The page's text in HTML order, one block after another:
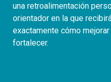
una retroalimentación
orientador en la que
exactamente cómo
fortalecer.